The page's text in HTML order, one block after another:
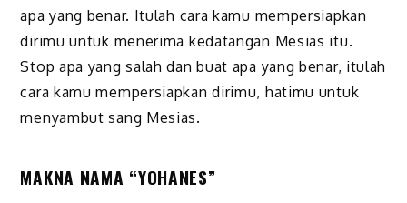
apa yang benar. Itulah cara kamu mempersiapkan
dirimu untuk menerima kedatangan Mesias itu.
Stop apa yang salah dan buat apa yang benar, itulah
cara kamu mempersiapkan dirimu, hatimu untuk
menyambut sang Mesias.
MAKNA NAMA “YOHANES”